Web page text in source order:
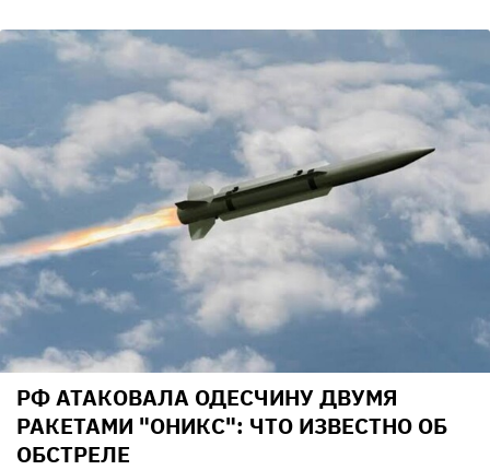
РФ АТАКОВАЛА ОДЕСЧИНУ ДВУМЯ
РАКЕТАМИ "ОНИКС": ЧТО ИЗВЕСТНО ОБ
ОБСТРЕЛЕ